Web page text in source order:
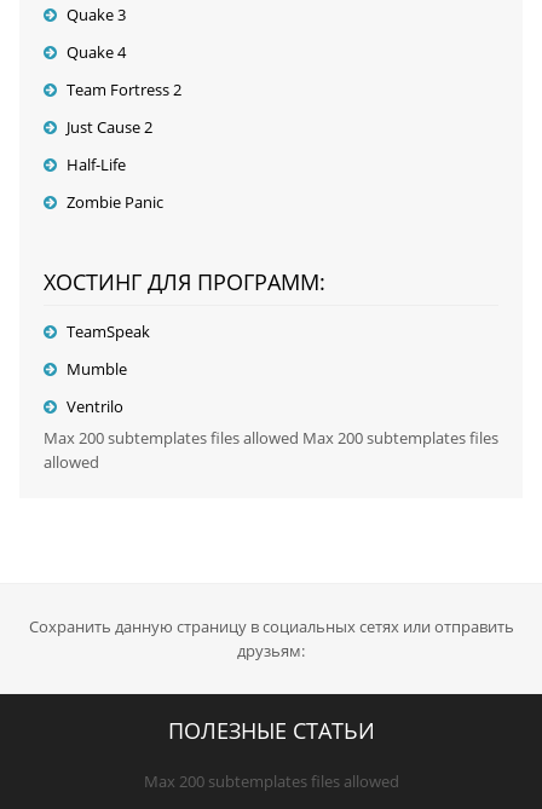
Quake 3
Quake 4
Team Fortress 2
Just Cause 2
Half-Life
Zombie Panic
ХОСТИНГ ДЛЯ ПРОГРАММ:
TeamSpeak
Mumble
Ventrilo
Max 200 subtemplates files allowed Max 200 subtemplates files
allowed
Сохранить данную страницу в социальных сетях или отправить
друзьям:
ПОЛЕЗНЫЕ СТАТЬИ
Max 200 subtemplates files allowed